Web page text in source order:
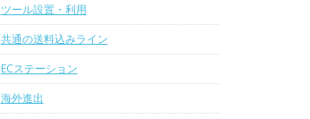
ツール設置・利用
共通の送料込みライン
ECステーション
海外進出